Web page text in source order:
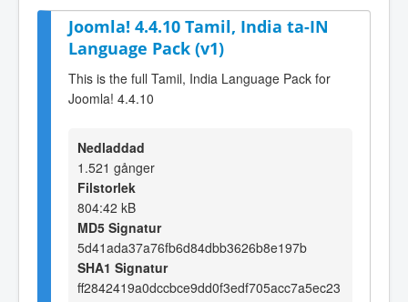
Joomla! 4.4.10 Tamil, India ta-IN
Language Pack (v1)
This is the full Tamil, India Language Pack for
Joomla! 4.4.10
Nedladdad
1.521 gånger
Filstorlek
804:42 kB
MD5 Signatur
5d41ada37a76fb6d84dbb3626b8e197b
SHA1 Signatur
ff2842419a0dccbce9dd0f3edf705acc7a5ec23